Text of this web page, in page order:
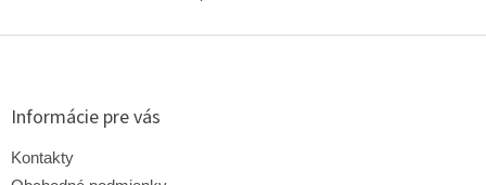
l
Z
Informácie pre vás
Kontakty